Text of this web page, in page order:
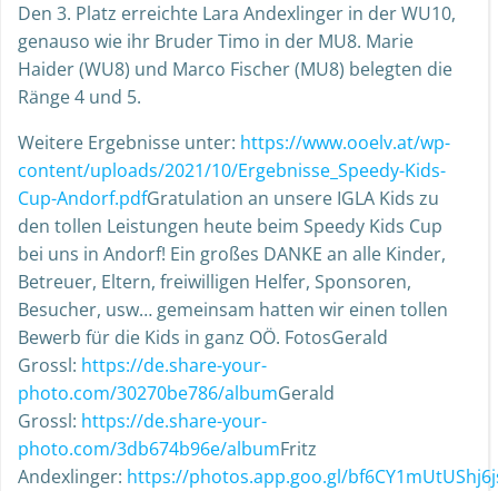
Den 3. Platz erreichte Lara Andexlinger in der WU10,
genauso wie ihr Bruder Timo in der MU8. Marie
Haider (WU8) und Marco Fischer (MU8) belegten die
Ränge 4 und 5.
Weitere Ergebnisse unter: https://www.ooelv.at/wp-
content/uploads/2021/10/Ergebnisse_Speedy-Kids-
Cup-Andorf.pdfGratulation an unsere IGLA Kids zu
den tollen Leistungen heute beim Speedy Kids Cup
bei uns in Andorf! Ein großes DANKE an alle Kinder,
Betreuer, Eltern, freiwilligen Helfer, Sponsoren,
Besucher, usw… gemeinsam hatten wir einen tollen
Bewerb für die Kids in ganz OÖ. FotosGerald
Grossl: https://de.share-your-
photo.com/30270be786/albumGerald
Grossl: https://de.share-your-
photo.com/3db674b96e/albumFritz
Andexlinger: https://photos.app.goo.gl/